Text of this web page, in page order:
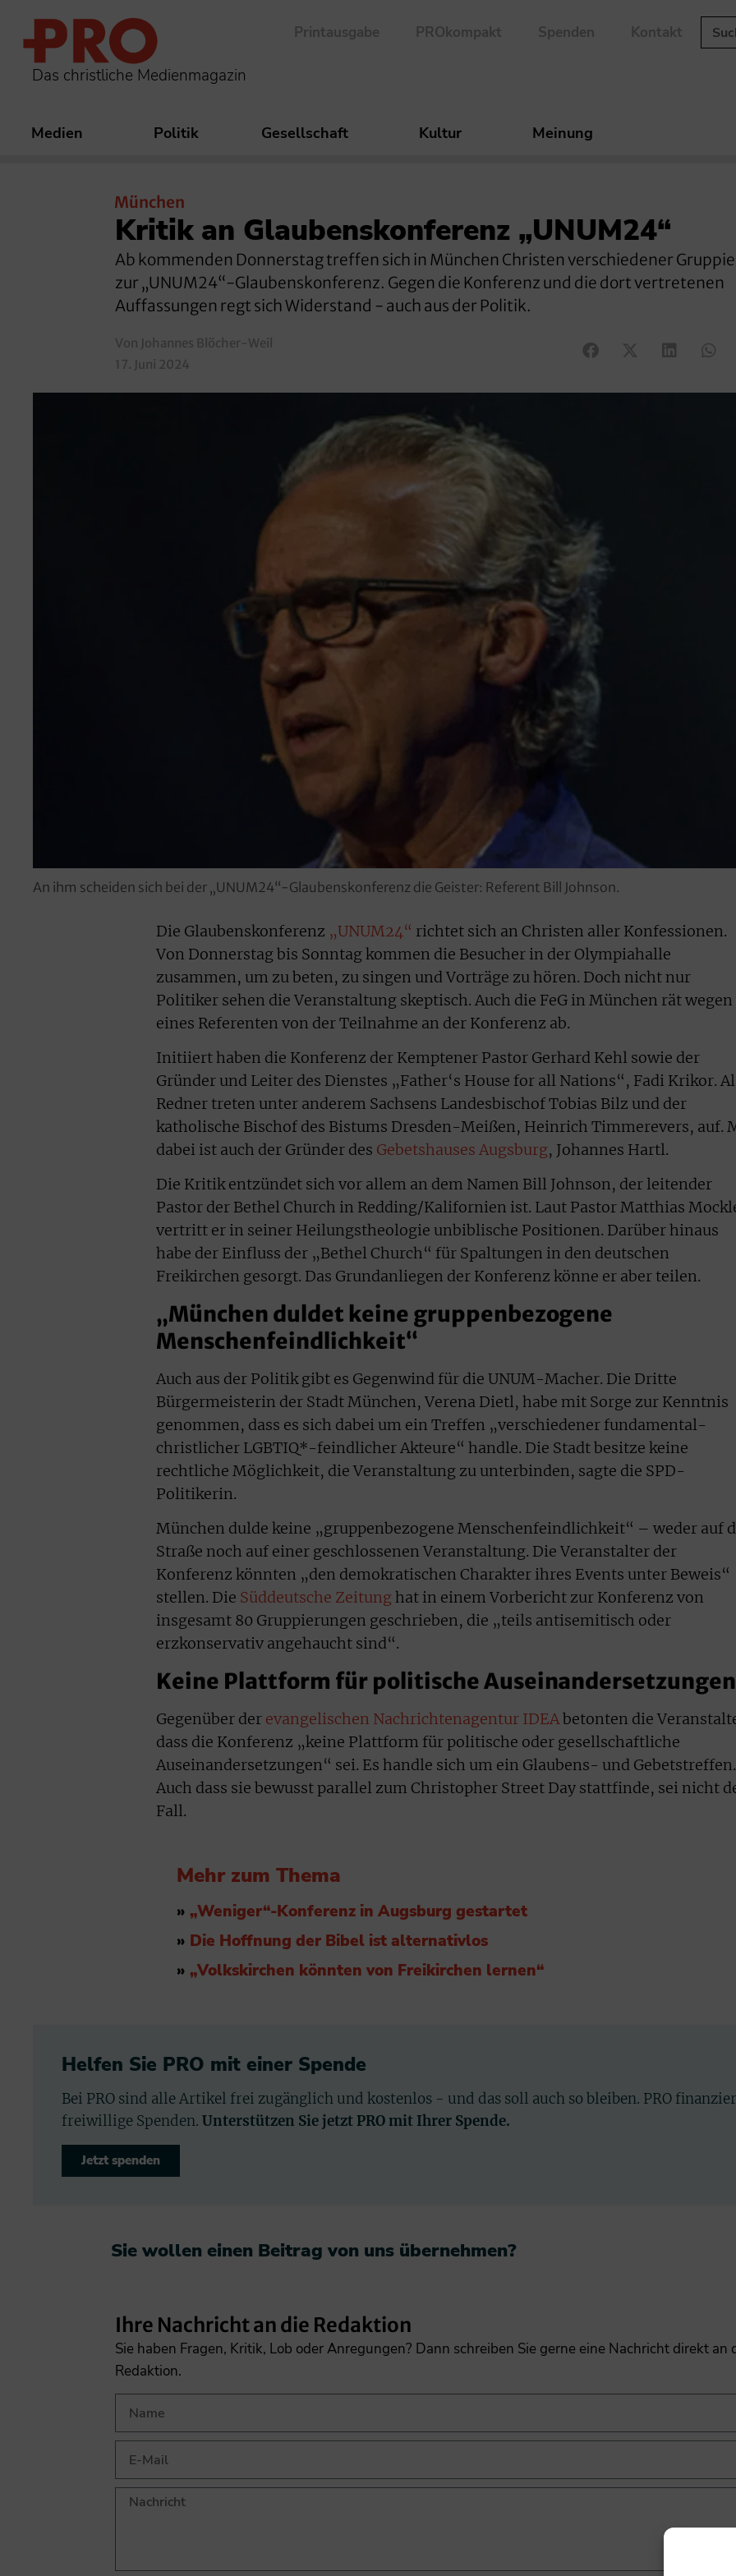
Das christliche Medienmagazin
Printausgabe PROkompakt Spenden Kontakt
Medien Politik Gesellschaft Kultur Meinung
München
Kritik an Glaubenskonferenz „UNUM24“
Ab kommenden Donnerstag treffen sich in München Christen verschiedener
zur „UNUM24“-Glaubenskonferenz. Gegen die Konferenz und die dort vertretenen
Auffassungen regt sich Widerstand - auch aus der Politik.
Von Johannes Blöcher-Weil
17. Juni 2024
An ihm scheiden sich bei der „UNUM24“-Glaubenskonferenz die Geister: Referent Bill Johnson.
Die Glaubenskonferenz „UNUM24“ richtet sich an Christen aller Konfessionen.
Von Donnerstag bis Sonntag kommen die Besucher in der Olympiahalle
zusammen, um zu beten, zu singen und Vorträge zu hören. Doch nicht nur
Politiker sehen die Veranstaltung skeptisch. Auch die FeG in München rät wegen
eines Referenten von der Teilnahme an der Konferenz ab.
Initiiert haben die Konferenz der Kemptener Pastor Gerhard Kehl sowie der
Gründer und Leiter des Dienstes „Father‘s House for all Nations“, Fadi Krikor.
Redner treten unter anderem Sachsens Landesbischof Tobias Bilz und der
katholische Bischof des Bistums Dresden-Meißen, Heinrich Timmerevers, auf.
dabei ist auch der Gründer des Gebetshauses Augsburg, Johannes Hartl.
Die Kritik entzündet sich vor allem an dem Namen Bill Johnson, der leitender
Pastor der Bethel Church in Redding/Kalifornien ist. Laut Pastor Matthias
vertritt er in seiner Heilungstheologie unbiblische Positionen. Darüber hinaus
habe der Einfluss der „Bethel Church“ für Spaltungen in den deutschen
Freikirchen gesorgt. Das Grundanliegen der Konferenz könne er aber teilen.
„München duldet keine gruppenbezogene
Menschenfeindlichkeit“
Auch aus der Politik gibt es Gegenwind für die UNUM-Macher. Die Dritte
Bürgermeisterin der Stadt München, Verena Dietl, habe mit Sorge zur Kenntnis
genommen, dass es sich dabei um ein Treffen „verschiedener fundamental-
christlicher LGBTIQ*-feindlicher Akteure“ handle. Die Stadt besitze keine
rechtliche Möglichkeit, die Veranstaltung zu unterbinden, sagte die SPD-
Politikerin.
München dulde keine „gruppenbezogene Menschenfeindlichkeit“ – weder auf
Straße noch auf einer geschlossenen Veranstaltung. Die Veranstalter der
Konferenz könnten „den demokratischen Charakter ihres Events unter Beweis“
stellen. Die Süddeutsche Zeitunghat in einem Vorbericht zur Konferenz von
insgesamt 80 Gruppierungen geschrieben, die „teils antisemitisch oder
erzkonservativ angehaucht sind“.
Keine Plattform für politische Auseinandersetzungen
Gegenüber der evangelischen Nachrichtenagentur IDEAbetonten die
dass die Konferenz „keine Plattform für politische oder gesellschaftliche
Auseinandersetzungen“ sei. Es handle sich um ein Glaubens- und Gebetstreffen.
Auch dass sie bewusst parallel zum Christopher Street Day stattfinde, sei nicht
Fall.
Mehr zum Thema
» „Weniger“-Konferenz in Augsburg gestartet
» Die Hoffnung der Bibel ist alternativlos
» „Volkskirchen könnten von Freikirchen lernen“
Helfen Sie PRO mit einer Spende
Bei PRO sind alle Artikel frei zugänglich und kostenlos - und das soll auch so bleiben. PRO
freiwillige Spenden. Unterstützen Sie jetzt PRO mit Ihrer Spende.
Jetzt spenden
Sie wollen einen Beitrag von uns übernehmen?​
Ihre Nachricht an die Redaktion
Sie haben Fragen, Kritik, Lob oder Anregungen? Dann schreiben Sie gerne eine Nachricht direkt an
Redaktion.